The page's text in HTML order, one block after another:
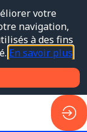
votre
navigation,
à des fins
En savoir plus